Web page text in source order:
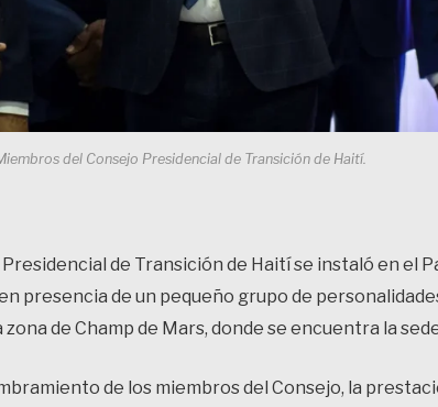
del Consejo Presidencial de Transición de Haití.
Presidencial de Transición de Haití se instaló en el
presencia de un pequeño grupo de
de Champ de Mars, donde se encuentra la
de los miembros del Consejo, la